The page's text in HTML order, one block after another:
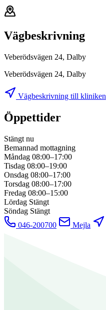
Vägbeskrivning
Veberödsvägen 24, Dalby
Veberödsvägen 24, Dalby
Vägbeskrivning till kliniken
Öppettider
Stängt nu
Bemannad mottagning
Måndag 08:00–17:00
Tisdag 08:00–19:00
Onsdag 08:00–17:00
Torsdag 08:00–17:00
Fredag 08:00–15:00
Lördag Stängt
Söndag Stängt
046-200700
Mejla